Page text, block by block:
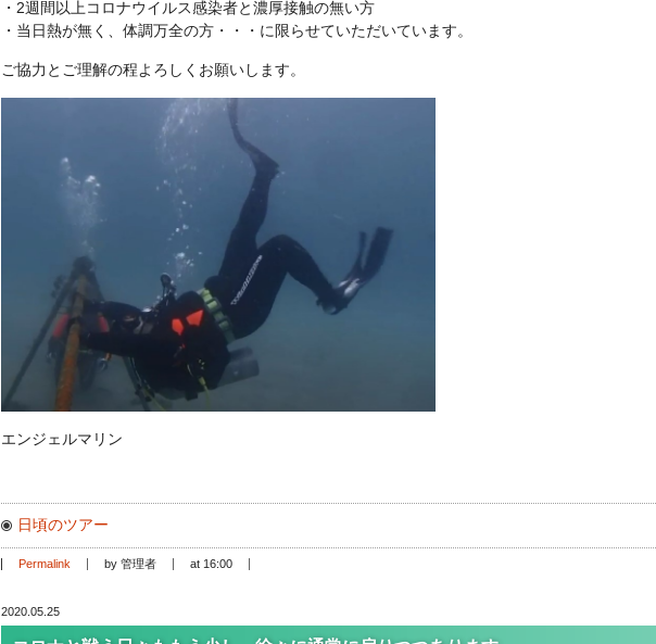
・2週間以上コロナウイルス感染者と濃厚接触の無い方
・当日熱が無く、体調万全の方・・・に限らせていただいています。
ご協力とご理解の程よろしくお願いします。
エンジェルマリン
日頃のツアー
Permalink by 管理者 at 16:00
2020.05.25